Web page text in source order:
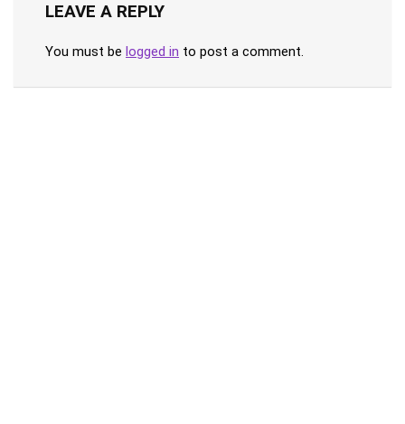
LEAVE A REPLY
You must be logged in to post a comment.